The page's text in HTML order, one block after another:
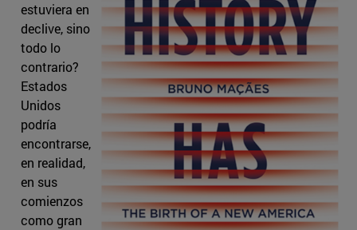
estuviera en
declive, sino
todo lo
contrario?
Estados
Unidos
podría
encontrarse,
en realidad,
en sus
comienzos
como gran